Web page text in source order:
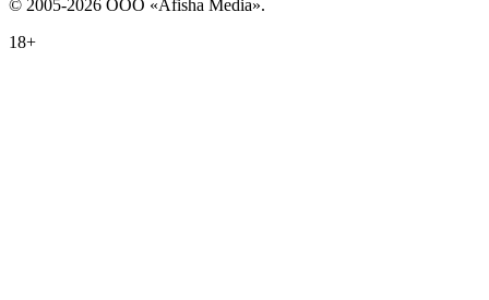
© 2005-2026 ООО «Afisha Media».
18+